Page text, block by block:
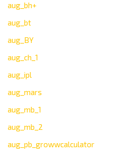
aug_bh+
aug_bt
aug_BY
aug_ch_1
aug_ipl
aug_mars
aug_mb_1
aug_mb_2
aug_pb_growwcalculator